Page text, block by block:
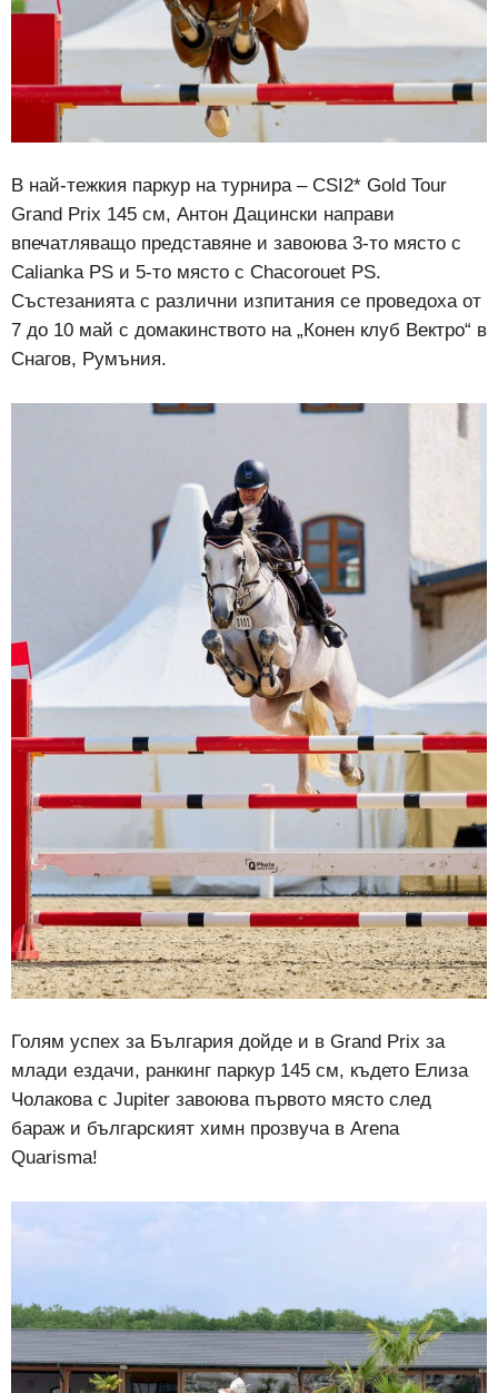
В най-тежкия паркур на турнира – CSI2* Gold Tour
Grand Prix 145 см, Антон Дацински направи
впечатляващо представяне и завоюва 3-то място с
Calianka PS и 5-то място с Chacorouet PS.
Състезанията с различни изпитания се проведоха от
7 до 10 май с домакинството на „Конен клуб Вектро“ в
Снагов, Румъния.
Голям успех за България дойде и в Grand Prix за
млади ездачи, ранкинг паркур 145 см, където Елиза
Чолакова с Jupiter завоюва първото място след
бараж и българският химн прозвуча в Arena
Quarisma!